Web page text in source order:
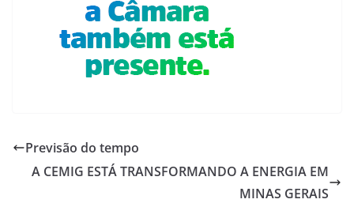
Previsão do tempo
A CEMIG ESTÁ TRANSFORMANDO A ENERGIA EM
MINAS GERAIS